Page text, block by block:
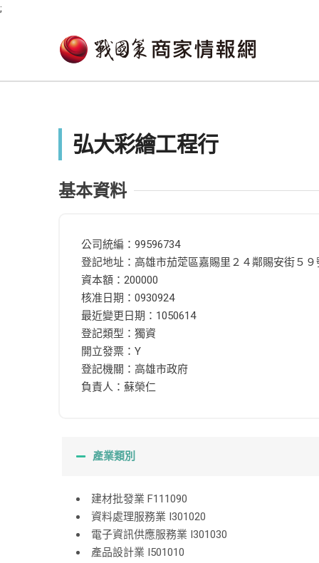
;
弘大彩繪工程行
基本資料
公司統編：99596734
登記地址：高雄市茄萣區嘉賜里２４鄰賜安街５９
資本額：200000
核准日期：0930924
最近變更日期：1050614
登記類型：獨資
開立發票：Y
登記機關：高雄市政府
負責人：蘇榮仁
產業類別
建材批發業 F111090
資料處理服務業 I301020
電子資訊供應服務業 I301030
產品設計業 I501010